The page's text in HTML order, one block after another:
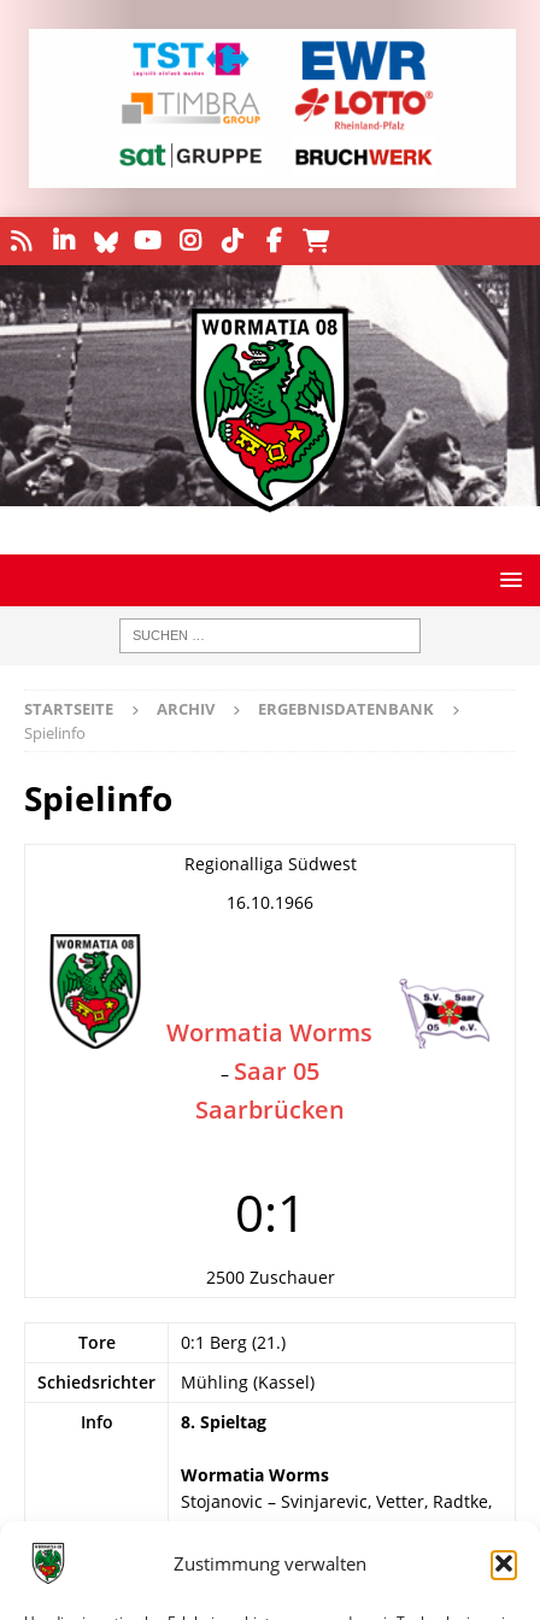
Zustimmung verwalten
STARTSEITE ARCHIV
ERGEBNISDATENBANK
Spielinfo
Spielinfo
Regionalliga Südwest
16.10.1966
Wormatia Worms
– Saar 05
Saarbrücken
0:1
2500 Zuschauer
Tore
0:1 Berg (21.)
Schiedsrichter
Mühling (Kassel)
Info
8. Spieltag
Wormatia Worms
Stojanovic – Svinjarevic, Vetter, Radtke,
Sticht, Schmieh, Küchmeister.